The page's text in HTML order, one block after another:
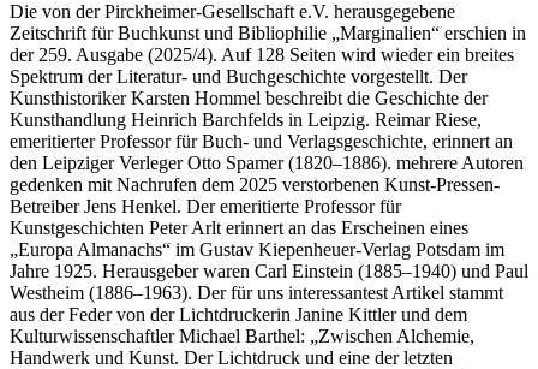
Die von der Pirckheimer-Gesellschaft e.V. herausgegebene
Zeitschrift für Buchkunst und Bibliophilie „Marginalien“ erschien in
der 259. Ausgabe (2025/4). Auf 128 Seiten wird wieder ein breites
Spektrum der Literatur- und Buchgeschichte vorgestellt. Der
Kunsthistoriker Karsten Hommel beschreibt die Geschichte der
Kunsthandlung Heinrich Barchfelds in Leipzig. Reimar Riese,
emeritierter Professor für Buch- und Verlagsgeschichte, erinnert an
den Leipziger Verleger Otto Spamer (1820–1886). mehrere Autoren
gedenken mit Nachrufen dem 2025 verstorbenen Kunst-Pressen-
Betreiber Jens Henkel. Der emeritierte Professor für
Kunstgeschichten Peter Arlt erinnert an das Erscheinen eines
„Europa Almanachs“ im Gustav Kiepenheuer-Verlag Potsdam im
Jahre 1925. Herausgeber waren Carl Einstein (1885–1940) und Paul
Westheim (1886–1963). Der für uns interessantest Artikel stammt
aus der Feder von der Lichtdruckerin Janine Kittler und dem
Kulturwissenschaftler Michael Barthel: „Zwischen Alchemie,
Handwerk und Kunst. Der Lichtdruck und eine der letzten